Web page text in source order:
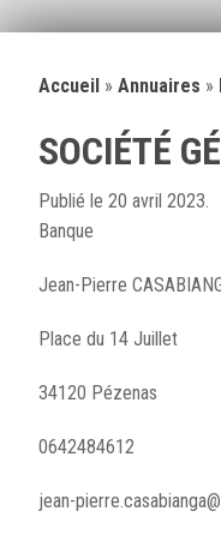
Accueil » Annuaires »
SOCIÉTÉ
Publié le 20 avril 2023.
Banque
Jean-Pierre
Place du 14 Juillet
34120 Pézenas
0642484612
jean-